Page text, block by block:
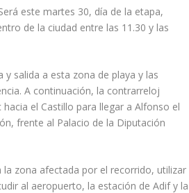
este martes 30, día de la etapa,
de la ciudad entre las 11.30 y las
salida a esta zona de playa y las
A continuación, la contrarreloj
el Castillo para llegar a Alfonso el
frente al Palacio de la Diputación
zona afectada por el recorrido, utilizar
al aeropuerto, la estación de Adif y la